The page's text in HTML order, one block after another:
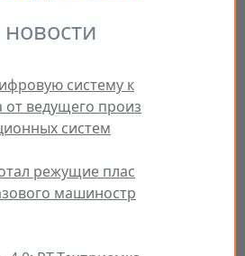
систему к
от ведущего произ
систем
режущие плас
машиностр